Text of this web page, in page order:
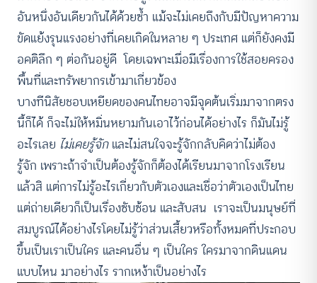
อันหนึ่งอันเดียวกันได้ด้วยซ้ำ แม้จะไม่เคยถึงกับมีปัญหาความ
ขัดแย้งรุนแรงอย่างที่เคยเกิดในหลาย ๆ ประเทศ แต่ก็ยังคงมี
อคติลึก ๆ ต่อกันอยู่ดี โดยเฉพาะเมื่อมีเรื่องการใช้สอยครอง
พื้นที่และทรัพยากรเข้ามาเกี่ยวข้อง
บางทีนิสัยชอบเหยียดของคนไทยอาจมีจุดต้นเริ่มมาจากตรง
นี้ก็ได้ ก็จะไม่ให้หมิ่นหยามกันเอาไว้ก่อนได้อย่างไร ก็มันไม่รู้
อะไรเลย ไม่เคยรู้จักและไม่สนใจจะรู้จักกลับคิดว่าไม่ต้อง
รู้จัก เพราะถ้าจำเป็นต้องรู้จักก็ต้องได้เรียนมาจากโรงเรียน
แล้วสิ แต่การไม่รู้อะไรเกี่ยวกับตัวเองและเชื่อว่าตัวเองเป็นไทย
แต่ถ่ายเดียวก็เป็นเรื่องซับซ้อน และสับสน เราจะเป็นมนุษย์ที่
สมบูรณ์ได้อย่างไรโดยไม่รู้ว่าส่วนเสี้ยวหรือทั้งหมดที่ประกอบ
ขึ้นเป็นเราเป็นใคร และคนอื่น ๆ เป็นใคร ใครมาจากดินแดน
แบบไหน มาอย่างไร รากเหง้าเป็นอย่างไร